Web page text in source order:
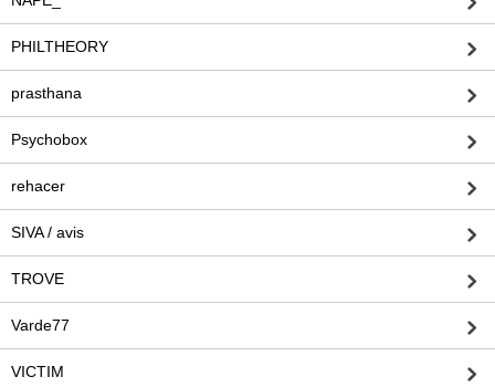
PHILTHEORY
prasthana
Psychobox
rehacer
SIVA / avis
TROVE
Varde77
VICTIM